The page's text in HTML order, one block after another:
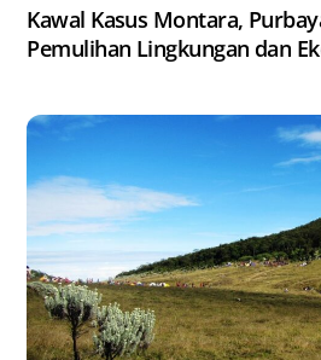
Kawal Kasus Montara,
Pemulihan Lingkungan dan